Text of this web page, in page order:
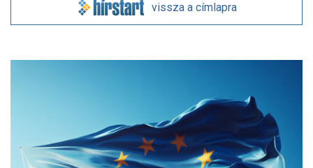
vissza a címlapra